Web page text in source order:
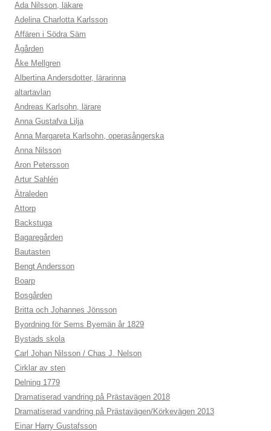
Ada Nilsson, läkare
Adelina Charlotta Karlsson
Affären i Södra Säm
Ågården
Åke Mellgren
Albertina Andersdotter, lärarinna
altartavlan
Andreas Karlsohn, lärare
Anna Gustafva Lilja
Anna Margareta Karlsohn, operasångerska
Anna Nilsson
Aron Petersson
Artur Sahlén
Ätraleden
Attorp
Backstuga
Bagaregården
Bautasten
Bengt Andersson
Boarp
Bosgården
Britta och Johannes Jönsson
Byordning för Sems Byemän år 1829
Bystads skola
Carl Johan Nilsson / Chas J. Nelson
Cirklar av sten
Delning 1779
Dramatiserad vandring på Prästavägen 2018
Dramatiserad vandring på Prästavägen/Körkevägen 2013
Einar Harry Gustafsson